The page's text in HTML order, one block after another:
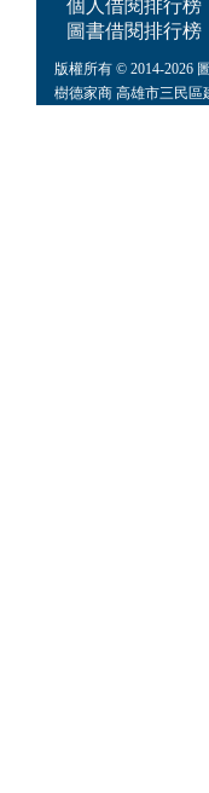
個人借閱排行榜
圖書借閱排行榜
版權所有 © 2014-2026
樹德家商 高雄市三民